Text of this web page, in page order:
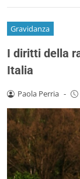
Gravidanza
I diritti della
Italia
Paola Perria -